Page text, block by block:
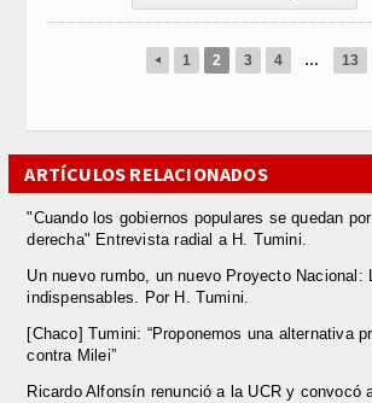
◂ 1 2 3 4 … 13
ARTÍCULOS RELACIONADOS
"Cuando los gobiernos populares se quedan
derecha" Entrevista radial a H. Tumini.
Un nuevo rumbo, un nuevo Proyecto Nacional:
indispensables. Por H. Tumini.
[Chaco] Tumini: “Proponemos una alternativa
contra Milei”
Ricardo Alfonsín renunció a la UCR y convocó